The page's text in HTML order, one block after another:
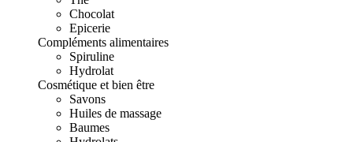
Chocolat
Epicerie
Compléments alimentaires
Spiruline
Hydrolat
Cosmétique et bien être
Savons
Huiles de massage
Baumes